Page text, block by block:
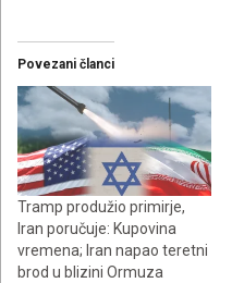
Povezani članci
Tramp produžio primirje,
Iran poručuje: Kupovina
vremena; Iran napao teretni
brod u blizini Ormuza